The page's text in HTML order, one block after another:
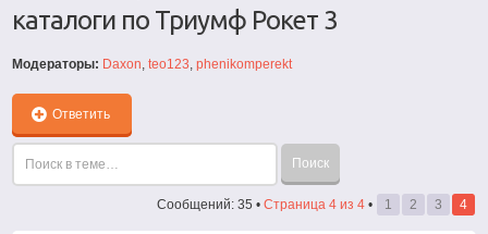
каталоги по Триумф Рокет 3
Модераторы: Daxon,teo123,phenikomperekt
Ответить
Сообщений: 35 • Страница 4из 4• 1 2 3 4